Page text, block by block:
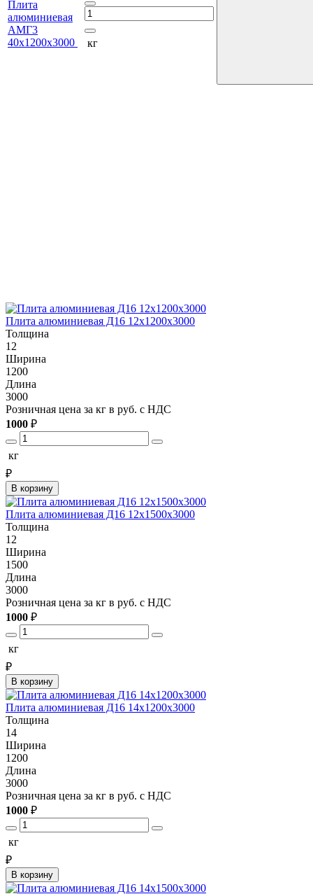
Плита
алюминиевая
АМГ3
40х1200х3000
кг
Плита алюминиевая Д16 12х1200х3000
Толщина
12
Ширина
1200
Длина
3000
Розничная цена за кг в руб. с НДС
1000 ₽
кг
₽
В корзину
Плита алюминиевая Д16 12х1500х3000
Толщина
12
Ширина
1500
Длина
3000
Розничная цена за кг в руб. с НДС
1000 ₽
кг
₽
В корзину
Плита алюминиевая Д16 14х1200х3000
Толщина
14
Ширина
1200
Длина
3000
Розничная цена за кг в руб. с НДС
1000 ₽
кг
₽
В корзину